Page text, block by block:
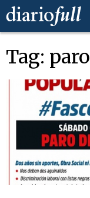
Tag: paro